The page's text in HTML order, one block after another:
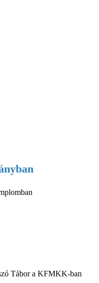
Tábor a KFMKK-ban